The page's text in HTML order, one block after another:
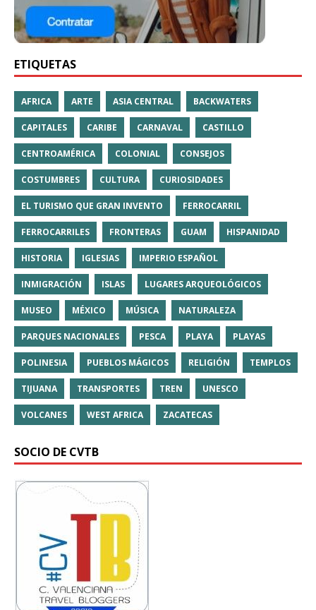
ETIQUETAS
AFRICA ARTE ASIA CENTRAL BACKWATERS
CAPITALES CARIBE CARNAVAL CASTILLO
CENTROAMÉRICA COLONIAL CONSEJOS
COSTUMBRES CULTURA CURIOSIDADES
EL TURISMO QUE GRAN INVENTO FERROCARRIL
FERROCARRILES FRONTERAS GUAM HISPANIDAD
HISTORIA IGLESIAS IMPERIO ESPAÑOL
INMIGRACIÓN ISLAS LUGARES ARQUEOLÓGICOS
MUSEO MÉXICO MÚSICA NATURALEZA
PARQUES NACIONALES PESCA PLAYA PLAYAS
POLINESIA PUEBLOS MÁGICOS RELIGIÓN TEMPLOS
TIJUANA TRANSPORTES TREN UNESCO
VOLCANES WEST AFRICA ZACATECAS
SOCIO DE CVTB